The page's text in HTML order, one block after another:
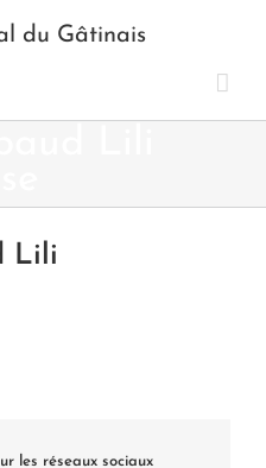
Lili
les réseaux sociaux